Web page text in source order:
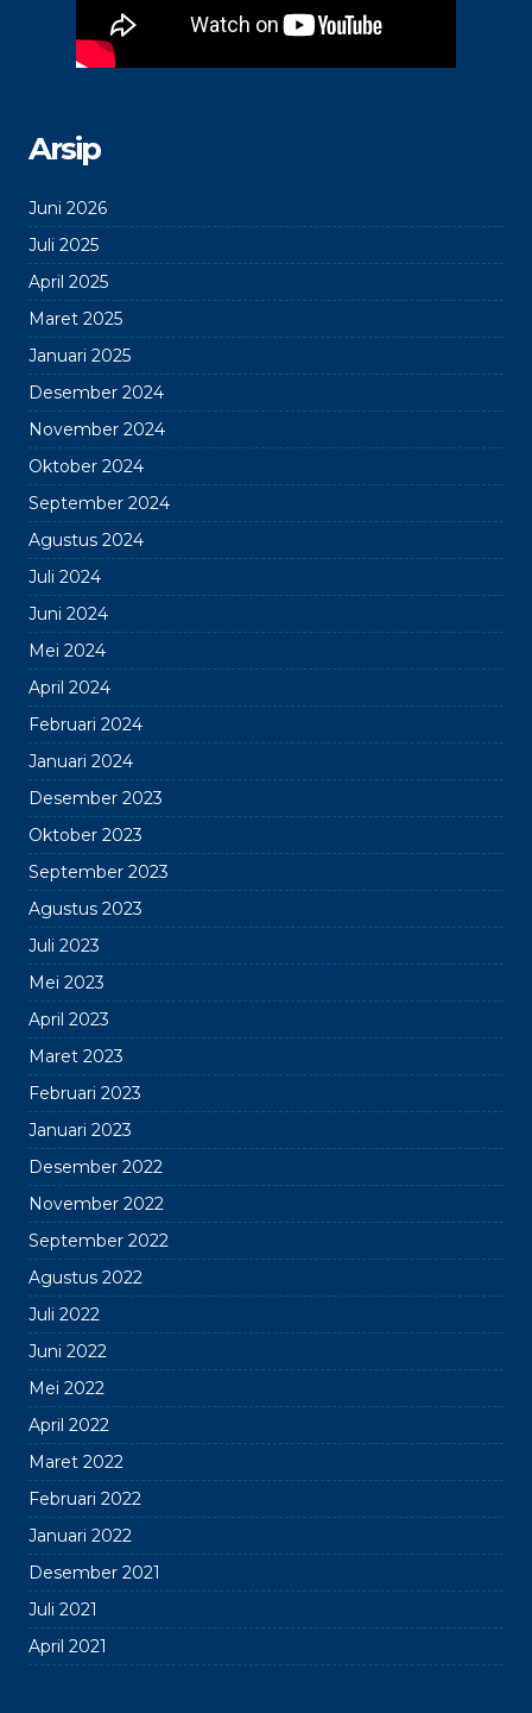
Arsip
Juni 2026
Juli 2025
April 2025
Maret 2025
Januari 2025
Desember 2024
November 2024
Oktober 2024
September 2024
Agustus 2024
Juli 2024
Juni 2024
Mei 2024
April 2024
Februari 2024
Januari 2024
Desember 2023
Oktober 2023
September 2023
Agustus 2023
Juli 2023
Mei 2023
April 2023
Maret 2023
Februari 2023
Januari 2023
Desember 2022
November 2022
September 2022
Agustus 2022
Juli 2022
Juni 2022
Mei 2022
April 2022
Maret 2022
Februari 2022
Januari 2022
Desember 2021
Juli 2021
April 2021